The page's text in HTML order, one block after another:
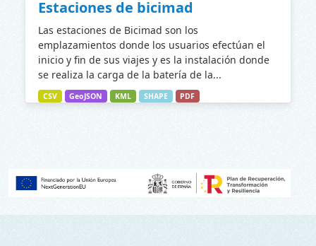
Estaciones de bicimad
Las estaciones de Bicimad son los
emplazamientos donde los usuarios efectúan el
inicio y fin de sus viajes y es la instalación donde
se realiza la carga de la batería de la...
CSV GeoJSON KML SHAPE PDF